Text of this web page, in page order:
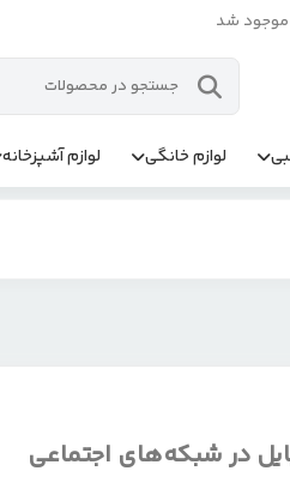
لوازم خانگی لوازم آشپزخانه
در شبکه‌های اجتماعی